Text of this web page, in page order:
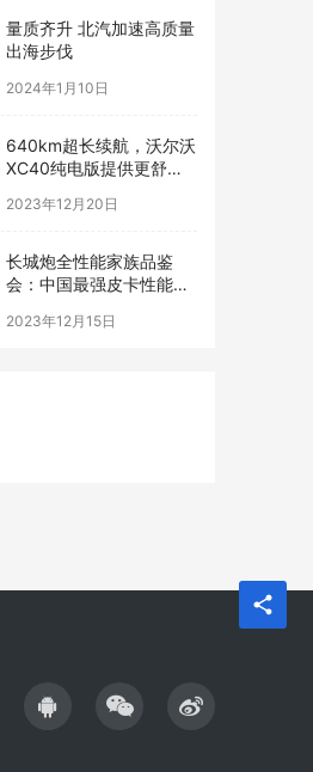
量质齐升 北汽加速高质量
出海步伐
2024年1月10日
640km超长续航，沃尔沃
XC40纯电版提供更舒适
2023年12月20日
长城炮全性能家族品鉴
会：中国最强皮卡性能战
2023年12月15日